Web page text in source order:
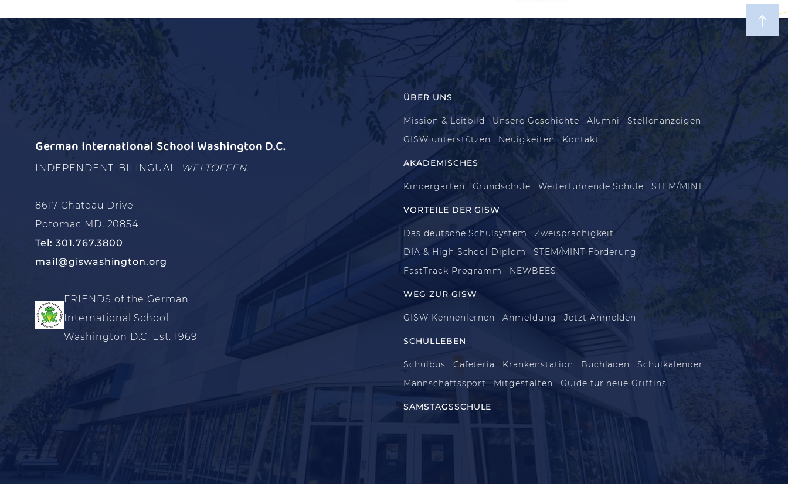
German International School Washington D.C.
INDEPENDENT. BILINGUAL. WELTOFFEN.
8617 Chateau Drive
Potomac MD, 20854
Tel: 301.767.3800
mail@giswashington.org
FRIENDS of the German
International School
Washington D.C. Est. 1969
ÜBER UNS
Mission & Leitbild Unsere Geschichte Alumni
Stellenanzeigen
GISW unterstützen
Neuigkeiten Kontakt
AKADEMISCHES
Kindergarten Grundschule Weiterführende Schule STEM/MINT
VORTEILE DER GISW
Das deutsche Schulsystem
Zweisprachigkeit
DIA & High School Diplom
STEM/MINT Förderung
FastTrack Programm
NEWBEES
WEG ZUR GISW
GISW Kennenlernen Anmeldung Jetzt Anmelden
SCHULLEBEN
Schulbus Cafeteria Krankenstation Buchladen
Schulkalender
Mannschaftssport
Mitgestalten Guide für neue Griffins
SAMSTAGSSCHULE